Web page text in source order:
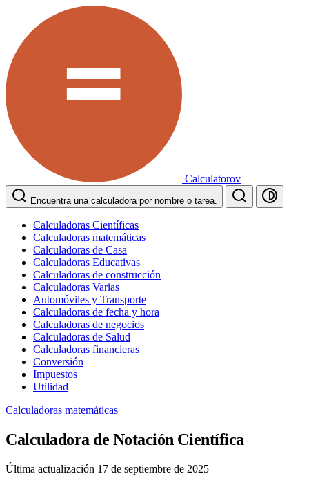
Calculatorov
Encuentra una calculadora por nombre o tarea.
Calculadoras Científicas
Calculadoras matemáticas
Calculadoras de Casa
Calculadoras Educativas
Calculadoras de construcción
Calculadoras Varias
Automóviles y Transporte
Calculadoras de fecha y hora
Calculadoras de negocios
Calculadoras de Salud
Calculadoras financieras
Conversión
Impuestos
Utilidad
Calculadoras matemáticas
Calculadora de Notación Científica
Última actualización 17 de septiembre de 2025